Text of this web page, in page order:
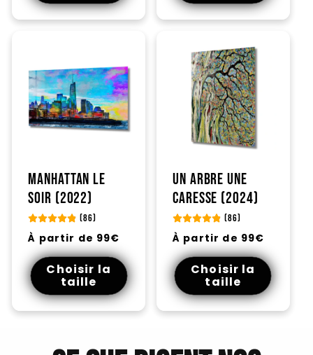
Manhattan le
soir (2022)
(86)
Prix
habituel
À partir de 99€
Choisir la
taille
Un arbre une
caresse (2024)
(86)
Prix
habituel
À partir de 99€
Choisir la
taille